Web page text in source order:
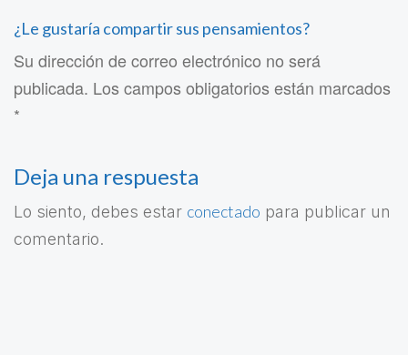
¿Le gustaría compartir sus pensamientos?
Su dirección de correo electrónico no será
publicada. Los campos obligatorios están marcados
*
Deja una respuesta
Lo siento, debes estar conectado para publicar un
comentario.